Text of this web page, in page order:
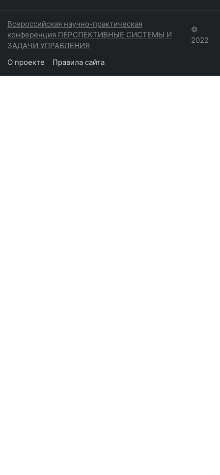
Всероссийская научно-практическая
конференция ПЕРСПЕКТИВНЫЕ СИСТЕМЫ И
ЗАДАЧИ УПРАВЛЕНИЯ
©
2022
О проекте Правила сайта